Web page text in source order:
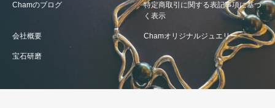
Chamのブログ
特定商取引に関する表記事項に基づ
く表示
会社概要 Chamオリジナルジュエリー
宝石研磨